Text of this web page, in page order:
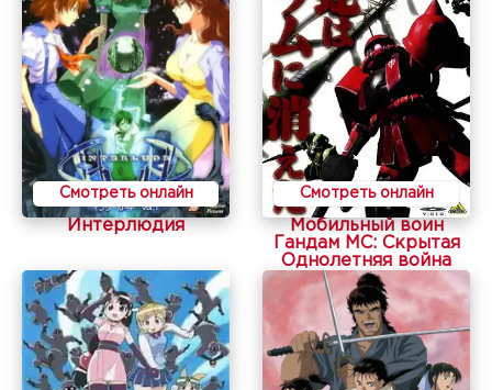
Смотреть онлайн
Интерлюдия
Смотреть онлайн
Мобильный воин
Гандам МС: Скрытая
Однолетняя война